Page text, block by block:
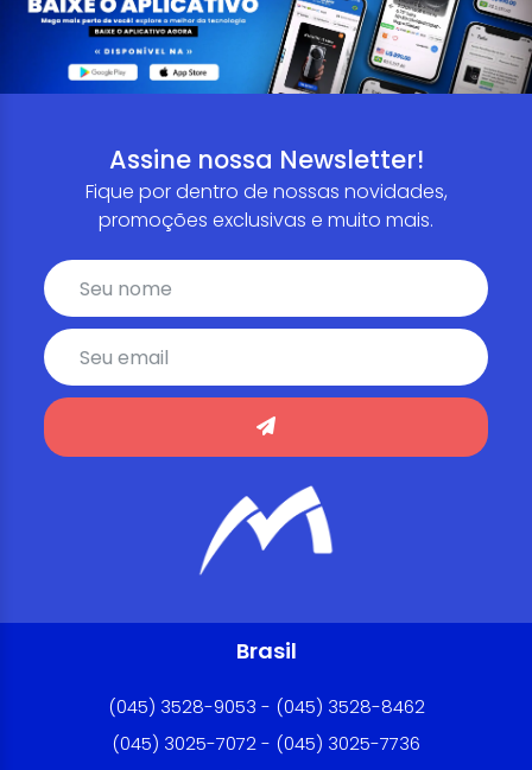
Assine nossa Newsletter!
Fique por dentro de nossas novidades,
promoções exclusivas e muito mais.
Brasil
(045) 3528-9053 - (045) 3528-8462
(045) 3025-7072 - (045) 3025-7736